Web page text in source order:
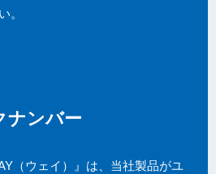
。
ナンバー
（ウェイ）』は、当社製品がユ